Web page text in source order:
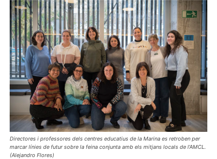
Directores i professores dels centres educatius de la Marina es retroben per
marcar línies de futur sobre la feina conjunta amb els mitjans locals de l'AMCL.
(Alejandro Flores)